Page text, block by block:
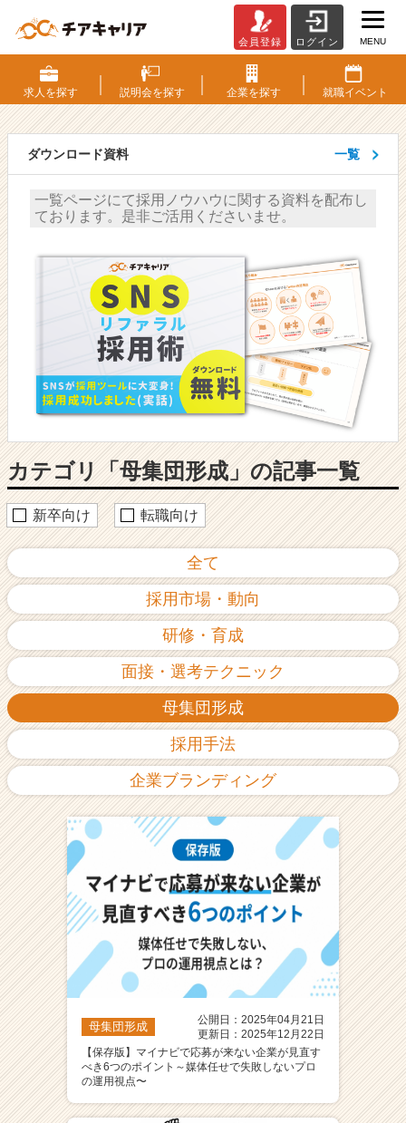
テ
ゴ
リ：
成
-
事・
採
担
当
者
向
け
採
ウ
ハ
ウ
記
事
ベ
ン
チ
ー・
成
長
業
ら
ス
カ
ウ
ト
届
く
活
サ
チ
ア
キ
ャ
ア
会員登録 ログイン MENU
求人を探す 説明会を探す 企業を探す 就職イベント
ダウンロード資料 一覧
一覧ページにて採用ノウハウに関する資料を配布し
ております。是非ご活用くださいませ。
カテゴリ「母集団形成」の記事一覧
全て
採用市場・動向
研修・育成
面接・選考テクニック
母集団形成
採用手法
企業ブランディング
新卒向け 転職向け
母集団形成
公開日：2025年04月21日
更新日：2025年12月22日
【保存版】マイナビで応募が来ない企業が見直す
べき6つのポイント～媒体任せで失敗しないプロ
の運用視点〜